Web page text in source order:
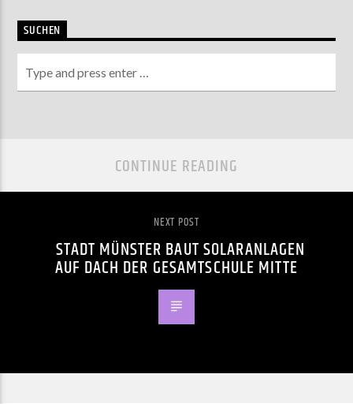
SUCHEN
CONTINUE READING
NEXT POST
STADT MÜNSTER BAUT SOLARANLAGEN
AUF DACH DER GESAMTSCHULE MITTE